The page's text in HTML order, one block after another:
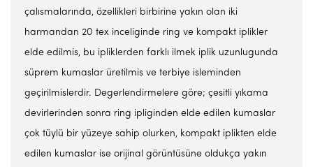
çalısmalarında, özellikleri birbirine yakın olan iki
harmandan 20 tex inceliginde ring ve kompakt iplikler
elde edilmis, bu ipliklerden farklı ilmek iplik uzunlugunda
süprem kumaslar üretilmis ve terbiye isleminden
geçirilmislerdir. Degerlendirmelere göre; çesitli yıkama
devirlerinden sonra ring ipliginden elde edilen kumaslar
çok tüylü bir yüzeye sahip olurken, kompakt iplikten elde
edilen kumaslar ise orijinal görüntüsüne oldukça yakın